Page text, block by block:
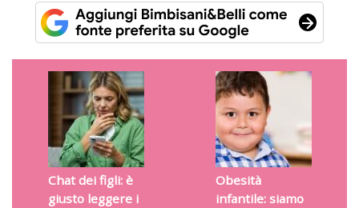
Chat dei figli: è
giusto leggere i
Obesità
infantile: siamo